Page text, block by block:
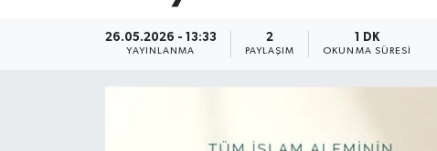
26.05.2026 - 13:33
YAYINLANMA
2
PAYLAŞIM
1 DK
OKUNMA SÜRESI